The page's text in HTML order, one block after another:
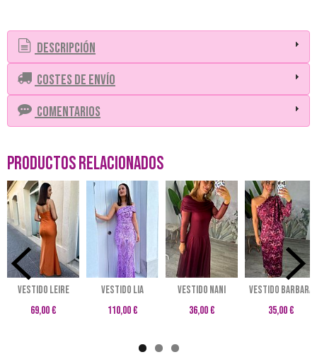
Descripción
Costes de Envío
Comentarios
Productos Relacionados
VESTIDO LEIRE
69,00 €
Vestido LIA
110,00 €
VESTIDO NANI
36,00 €
VESTIDO BARBARA
35,00 €